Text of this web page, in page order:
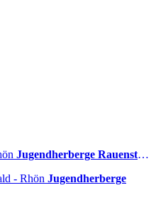
Jugendherberge Rauenstein
- Rhön Jugendherberge